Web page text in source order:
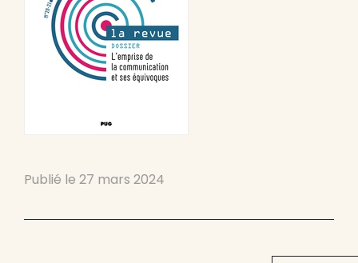
Publié le 27 mars 2024